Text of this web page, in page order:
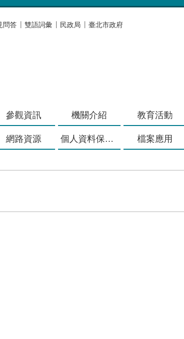
問答 雙語詞彙 民政局 臺北市政府
參觀資訊 機關介紹 教育活動
網路資源 個人資料保護專區 檔案應用